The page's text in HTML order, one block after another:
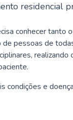
residencial
conhecer tanto
de pessoas de
condições e